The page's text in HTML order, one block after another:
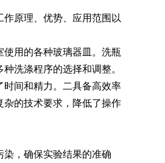
机
原理、优势、应用范围以
用的各种玻璃器皿。洗瓶
洗涤程序的选择和调整。
间和精力。二具备高效率
的技术要求，降低了操作
，确保实验结果的准确